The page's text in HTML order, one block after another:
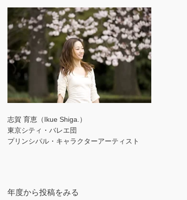
志賀 育恵（Ikue Shiga.）
東京シティ・バレエ団
プリンシパル・キャラクターアーティスト
年度から投稿をみる